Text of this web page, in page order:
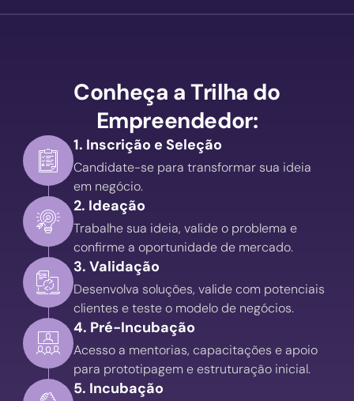
Conheça a Trilha do
Empreendedor:
1. Inscrição e Seleção
Candidate-se para transformar sua ideia
em negócio.
2. Ideação
Trabalhe sua ideia, valide o problema e
confirme a oportunidade de mercado.
3. Validação
Desenvolva soluções, valide com potenciais
clientes e teste o modelo de negócios.
4. Pré-Incubação
Acesso a mentorias, capacitações e apoio
para prototipagem e estruturação inicial.
5. Incubação